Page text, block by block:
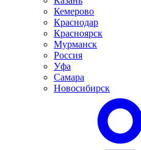
Кемерово
Краснодар
Красноярск
Мурманск
Россия
Уфа
Самара
Новосибирск